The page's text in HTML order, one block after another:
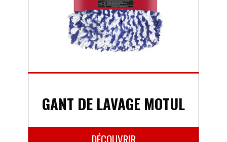
GANT DE LAVAGE MOTUL